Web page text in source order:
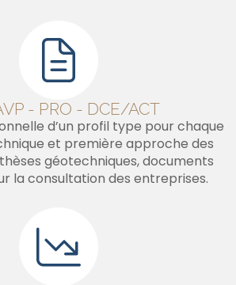
- PRO - DCE/ACT
d’un profil type pour chaque
et première approche des
géotechniques, documents
la consultation des entreprises.